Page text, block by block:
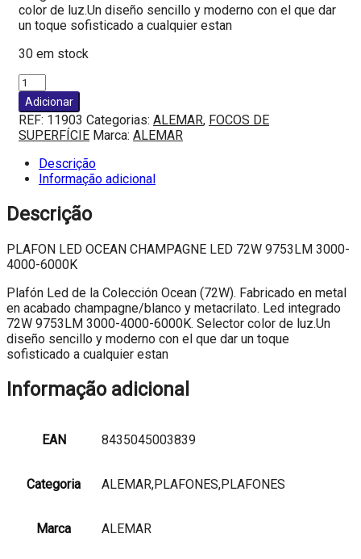
color de luz.Un diseño sencillo y moderno con el que dar
un toque sofisticado a cualquier estan
30 em stock
Quantidade
de
PLAFON
LED
OCEAN
CHAMPAGNE
LED
72W
9753LM
3000-
6000K
Adicionar
REF: 11903 Categorias: ALEMAR, FOCOS DE
SUPERFÍCIE Marca: ALEMAR
Descrição
Informação adicional
Descrição
PLAFON LED OCEAN CHAMPAGNE LED 72W 9753LM 3000-
4000-6000K
Plafón Led de la Colección Ocean (72W). Fabricado en metal
en acabado champagne/blanco y metacrilato. Led integrado
72W 9753LM 3000-4000-6000K. Selector color de luz.Un
diseño sencillo y moderno con el que dar un toque
sofisticado a cualquier estan
Informação adicional
EAN 8435045003839
Categoria ALEMAR,PLAFONES,PLAFONES
Marca ALEMAR